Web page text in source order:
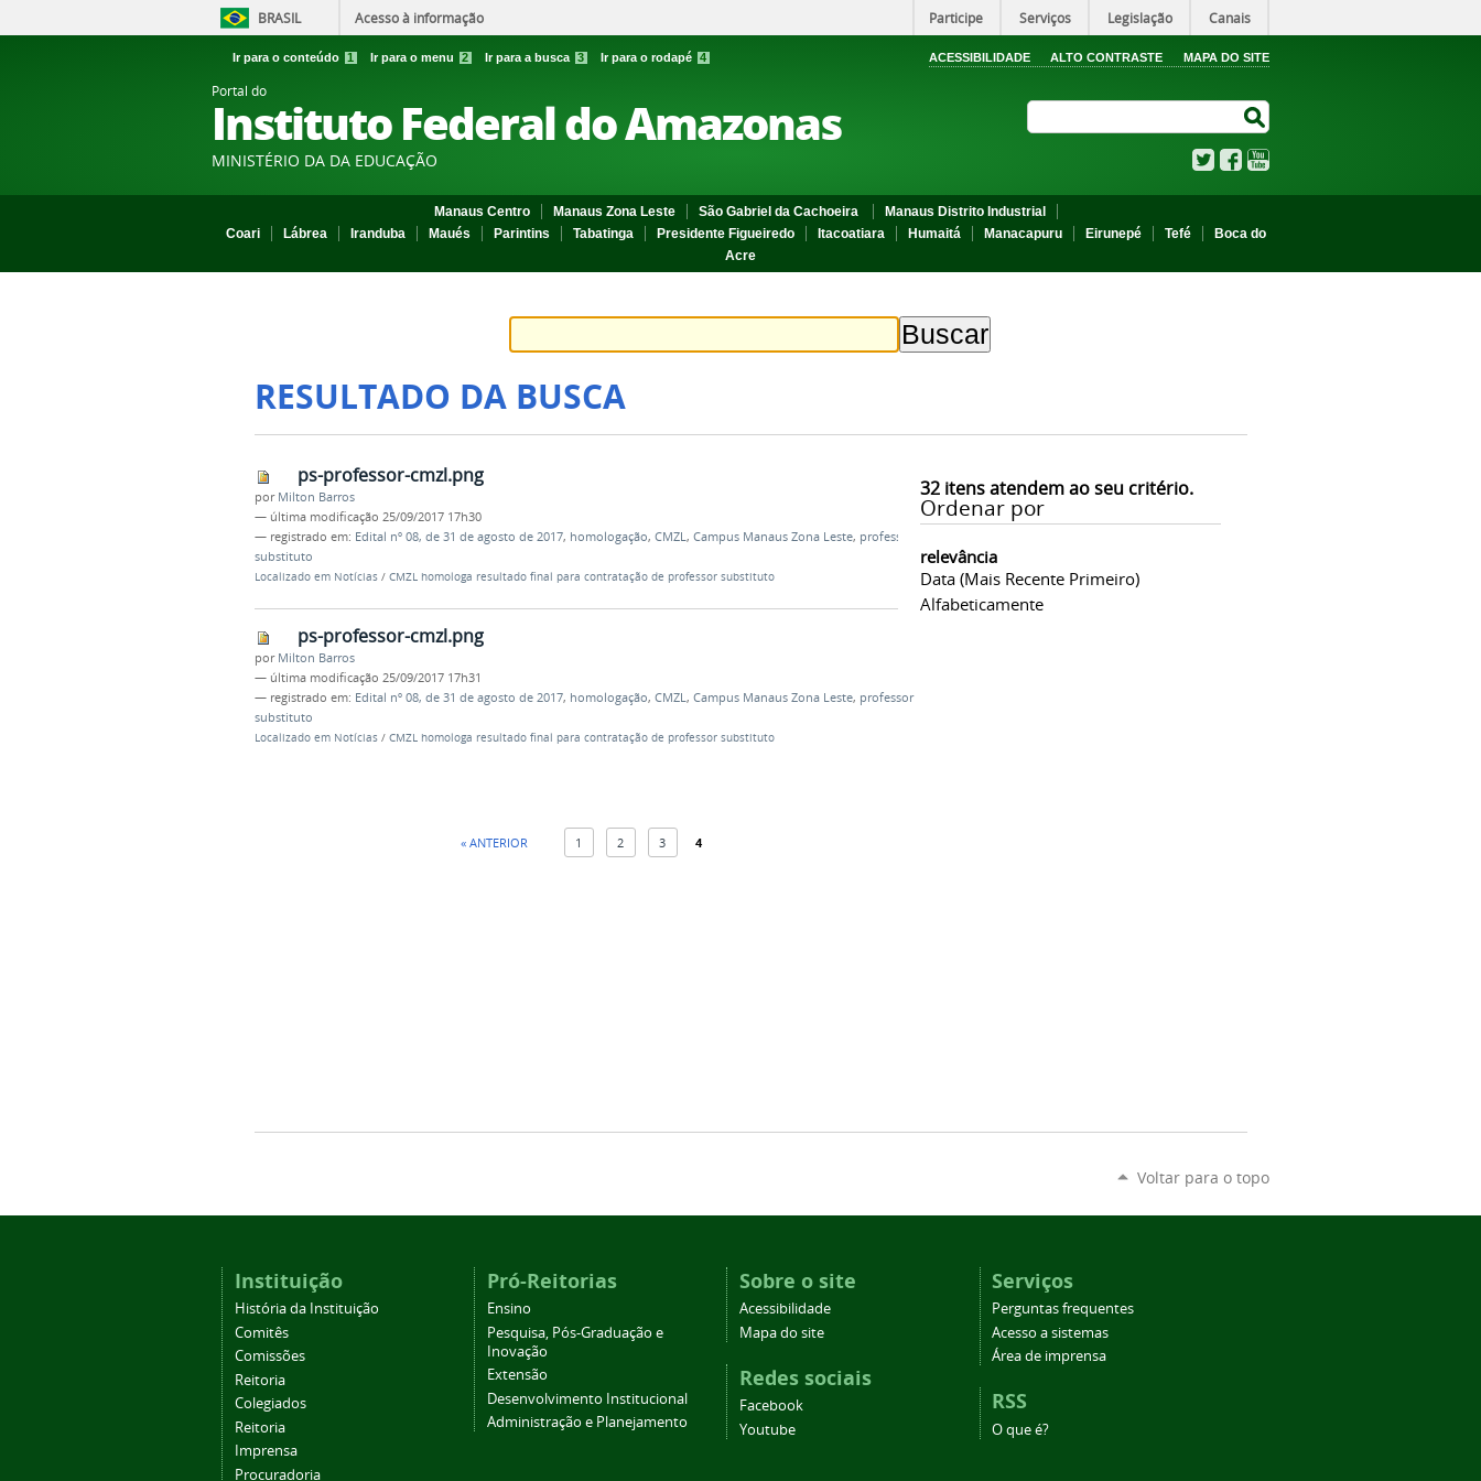
BRASIL Acesso à informação Participe Serviços Legislação Canais
Ir para o conteúdo 1 Ir para o menu 2 Ir para a busca 3 Ir para o rodapé 4 ACESSIBILIDADE ALTO CONTRASTE MAPA DO SITE
Portal do
Instituto Federal do Amazonas
MINISTÉRIO DA DA EDUCAÇÃO TwitterFacebook
Manaus Centro Manaus Zona Leste São Gabriel da Cachoeira
Manaus Distrito Industrial
Coari
Lábrea Iranduba Maués Parintins Tabatinga Presidente Figueiredo Itacoatiara Humaitá Manacapuru Eirunepé Tefé
Boca do
Acre
RESULTADO DA BUSCA
32itens atendem ao seu critério.
Ordenar por
relevância
Data (mais Recente Primeiro)
Alfabeticamente
ps-professor-cmzl.png
por Milton Barros
— última modificação 25/09/2017 17h30
— registrado em: Edital nº 08, de 31 de agosto de 2017, homologação, CMZL, Campus Manaus Zona Leste, professor
substituto
Localizado em Notícias / CMZL homologa resultado final para contratação de professor substituto
ps-professor-cmzl.png
por Milton Barros
— última modificação 25/09/2017 17h31
— registrado em: Edital nº 08, de 31 de agosto de 2017, homologação, CMZL, Campus Manaus Zona Leste, professor
substituto
Localizado em Notícias / CMZL homologa resultado final para contratação de professor substituto
« ANTERIOR 1 2 3 4
Voltar para o topo
Instituição
História da Instituição
Comitês
Comissões
Reitoria
Colegiados
Reitoria
Imprensa
Procuradoria
Pró-Reitorias
Ensino
Pesquisa, Pós-Graduação e
Inovação
Extensão
Desenvolvimento Institucional
Administração e Planejamento
Sobre o site
Acessibilidade
Mapa do site
Redes sociais
Facebook
Youtube
Serviços
Perguntas frequentes
Acesso a sistemas
Área de imprensa
RSS
O que é?